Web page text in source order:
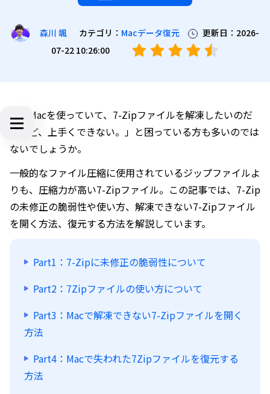
森川 颯 カテゴリ： Macデータ復元
更新日：2026-
07-22 10:26:00
「今Macを使っていて、7-Zipファイルを解凍したいのだ
けれど、上手くできない。」と困っている方も多いのでは
ないでしょうか。
一般的なファイル圧縮に使用されているジップファイルよ
りも、圧縮力が高い7-Zipファイル。この記事では、7-Zip
の未修正の脆弱性や使い方、解凍できない7-Zipファイル
を開く方法、復元する方法を解説しています。
Part1：7-Zipに未修正の脆弱性について
Part2：7Zipファイルの使い方について
Part3：Macで解凍できない7-Zipファイルを開く
方法
Part4：Macで失われた7Zipファイルを復元する
方法